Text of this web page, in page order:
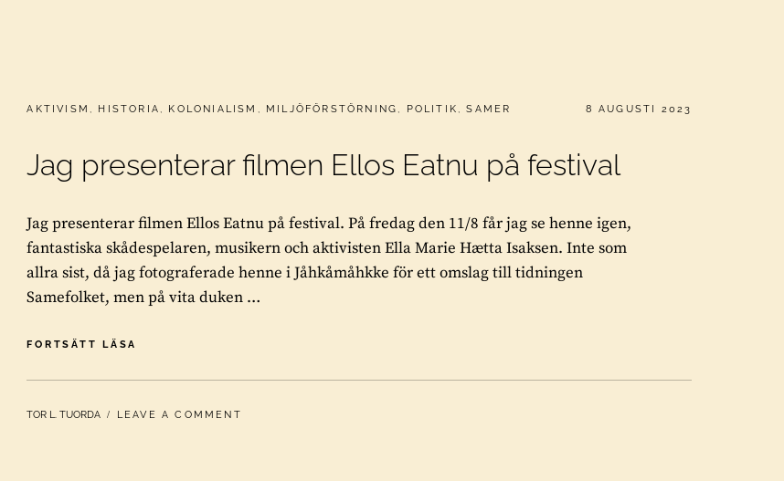
CATEGORIES:
AKTIVISM , HISTORIA , KOLONIALISM , MILJÖFÖRSTÖRNING , POLITIK ,SAMER PUBLICERAT
8 AUGUSTI 2023
Jag presenterar filmen Ellos Eatnu på festival
Jag presenterar filmen Ellos Eatnu på festival. På fredag den 11/8 får jag se henne igen,
fantastiska skådespelaren, musikern och aktivisten Ella Marie Hætta Isaksen. Inte som
allra sist, då jag fotograferade henne i Jåhkåmåhkke för ett omslag till tidningen
Samefolket, men på vita duken …
FORTSÄTT LÄSA
FILMEN
EATNU
BY
TOR L. TUORDA LEAVE A COMMENT